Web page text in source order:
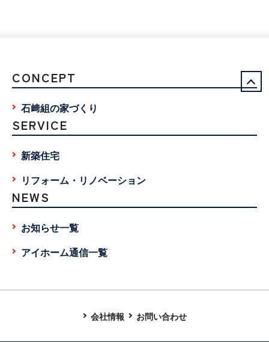
CONCEPT
石﨑組の家づくり
SERVICE
新築住宅
リフォーム・リノベーション
NEWS
お知らせ一覧
アイホーム通信一覧
会社情報 お問い合わせ